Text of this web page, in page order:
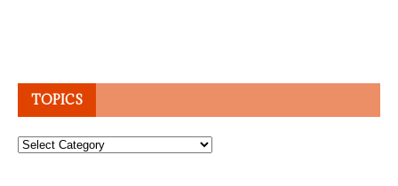
TOPICS
Topics